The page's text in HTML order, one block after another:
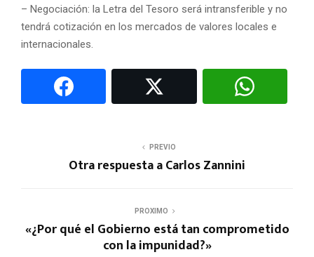
– Negociación: la Letra del Tesoro será intransferible y no
tendrá cotización en los mercados de valores locales e
internacionales.
PREVIO
Otra respuesta a Carlos Zannini
PROXIMO
«¿Por qué el Gobierno está tan comprometido
con la impunidad?»